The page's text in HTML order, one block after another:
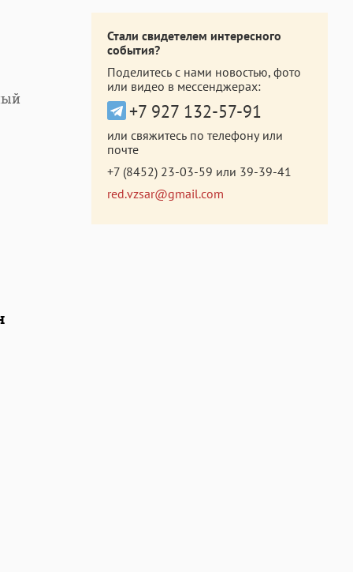
Стали свидетелем интересного
события?
Поделитесь с нами новостью, фото
или видео в мессенджерах:
+7 927 132-57-91
или свяжитесь по телефону или
почте
+7 (8452) 23-03-59 или 39-39-41
red.vzsar@gmail.com